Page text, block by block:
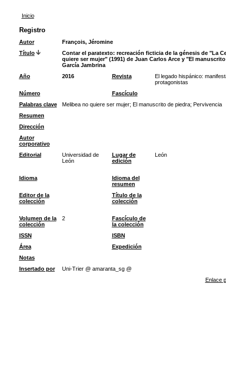
Inicio
Registro
Autor
François, Jéromine
Título
Contar el paratexto: recreación ficticia de la génesis de "La
quiere ser mujer" (1991) de Juan Carlos Arce y "El
García Jambrina
Año
2016 Revista
El legado hispánico:
protagonistas
Número
Fascículo
Palabras clave
Melibea no quiere ser mujer; El manuscrito de piedra; Pervivencia
Resumen
Dirección
Autor
corporativo
Editorial
Universidad de
León
Lugar de
edición
León
Idioma
Idioma del
resumen
Editor de la
colección
Título de la
colección
Volumen de la
colección
2
Fascículo de
la colección
ISSN
ISBN
Área
Expedición
Notas
Insertado por
Uni-Trier @ amaranta_sg @
Enlace